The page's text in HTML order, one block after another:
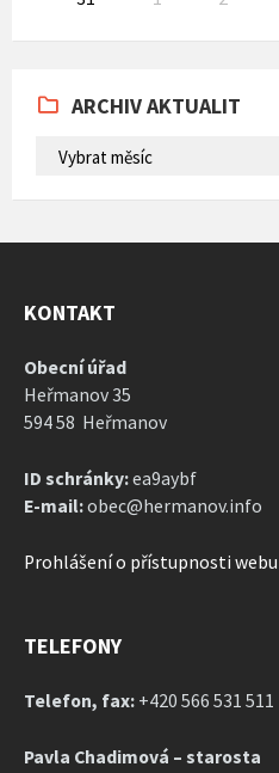
to
ARCHIV AKTUALIT
ARCHIV
AKTUALIT
KONTAKT
Obecní úřad
Heřmanov 35
594 58 Heřmanov
ID schránky:ea9aybf
E-mail:obec@hermanov.info
Prohlášení o přístupnosti webu
TELEFONY
Telefon, fax: +420 566 531 511
Pavla Chadimová – starosta